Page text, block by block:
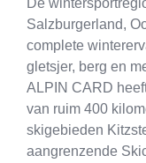
De
Salzburgerland,
complete
gletsjer, berg en
ALPIN CARD
van ruim 400
skigebieden
aangrenzende